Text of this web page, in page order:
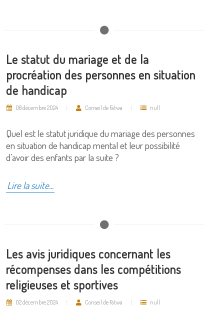
Le statut du mariage et de la
procréation des personnes en situation
de handicap
08 décembre 2024 Conseil de Fatwa null
Quel est le statut juridique du mariage des personnes
en situation de handicap mental et leur possibilité
d’avoir des enfants par la suite ?
Lire la suite...
Les avis juridiques concernant les
récompenses dans les compétitions
religieuses et sportives
02 décembre 2024 Conseil de Fatwa null